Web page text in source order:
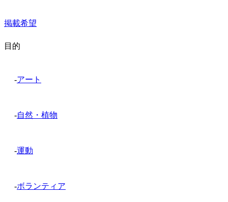
掲載希望
目的
-アート
-自然・植物
-運動
-ボランティア